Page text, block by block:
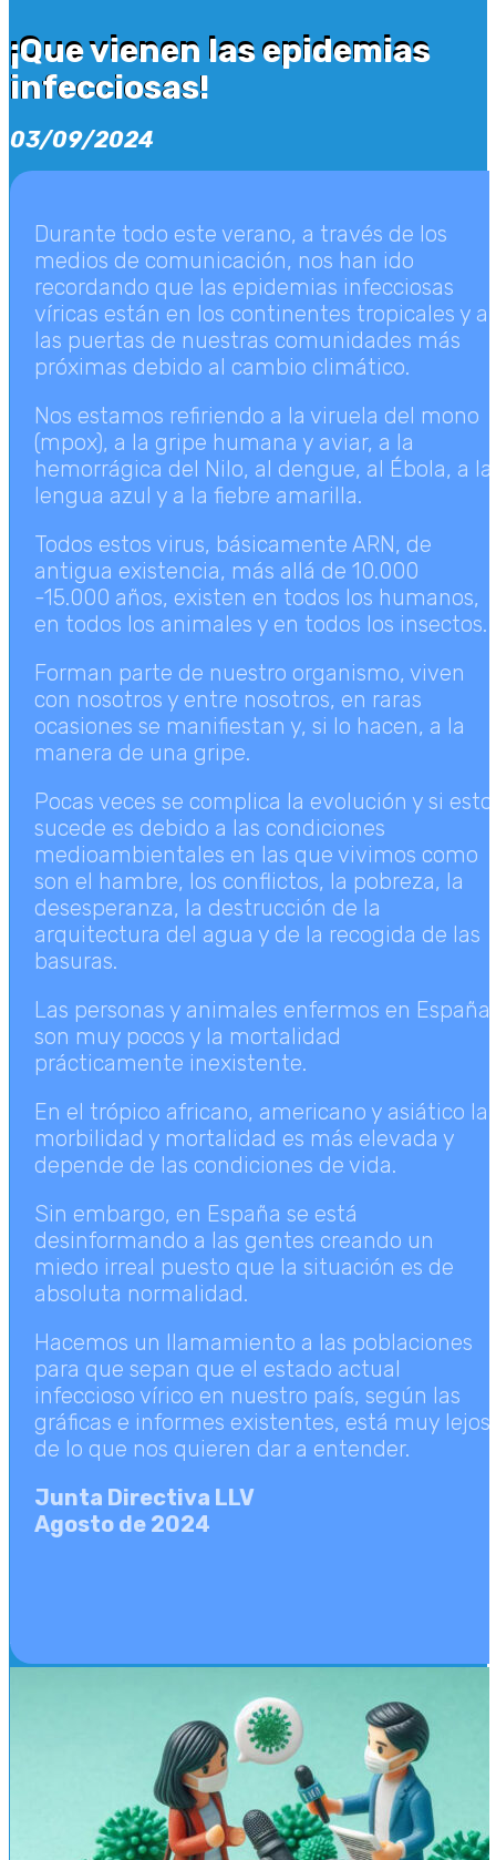
¡Que vienen las epidemias
infecciosas!
¡Que vienen las epidemias
infecciosas!
03/09/2024
Durante todo este verano, a través de los
medios de comunicación, nos han ido
recordando que las epidemias infecciosas
víricas están en los continentes tropicales y a
las puertas de nuestras comunidades más
próximas debido al cambio climático.
Nos estamos refiriendo a la viruela del mono
(mpox), a la gripe humana y aviar, a la
hemorrágica del Nilo, al dengue, al Ébola, a la
lengua azul y a la fiebre amarilla.
Todos estos virus, básicamente ARN, de
antigua existencia, más allá de 10.000
-15.000 años, existen en todos los humanos,
en todos los animales y en todos los insectos.
Forman parte de nuestro organismo, viven
con nosotros y entre nosotros, en raras
ocasiones se manifiestan y, si lo hacen, a la
manera de una gripe.
Pocas veces se complica la evolución y si esto
sucede es debido a las condiciones
medioambientales en las que vivimos como
son el hambre, los conflictos, la pobreza, la
desesperanza, la destrucción de la
arquitectura del agua y de la recogida de las
basuras.
Las personas y animales enfermos en España
son muy pocos y la mortalidad
prácticamente inexistente.
En el trópico africano, americano y asiático la
morbilidad y mortalidad es más elevada y
depende de las condiciones de vida.
Sin embargo, en España se está
desinformando a las gentes creando un
miedo irreal puesto que la situación es de
absoluta normalidad.
Hacemos un llamamiento a las poblaciones
para que sepan que el estado actual
infeccioso vírico en nuestro país, según las
gráficas e informes existentes, está muy lejos
de lo que nos quieren dar a entender.
Junta Directiva LLV
Agosto de 2024